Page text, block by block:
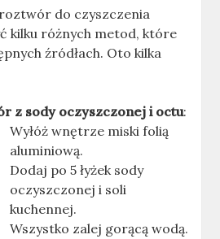
do czyszczenia
kilku różnych metod, które
źródłach. Oto kilka
z sody oczyszczonej i octu:
Wyłóż wnętrze miski folią
aluminiową.
Dodaj po 5 łyżek sody
oczyszczonej i soli
kuchennej.
Wszystko zalej gorącą wodą.